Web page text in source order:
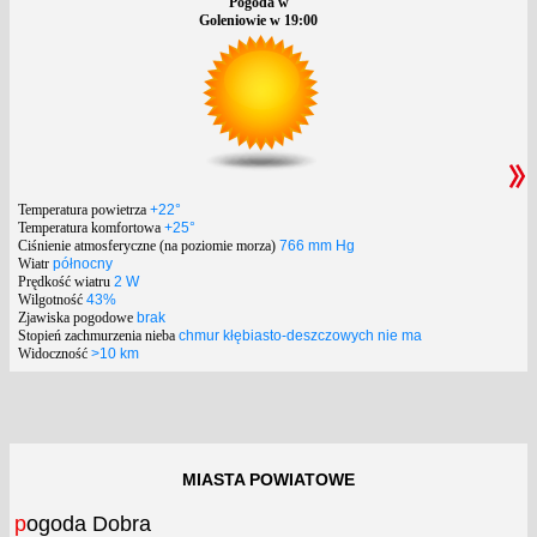
Goleniowie w 19:00
Temperatura powietrza +22°
Temperatura komfortowa +25°
Ciśnienie atmosferyczne (na poziomie morza) 766 mm Hg
Wiatr północny
Prędkość wiatru 2 W
Wilgotność 43%
Zjawiska pogodowe brak
Stopień zachmurzenia nieba chmur kłębiasto-deszczowych nie ma
Widoczność >10 km
MIASTA POWIATOWE
pogoda Dobra